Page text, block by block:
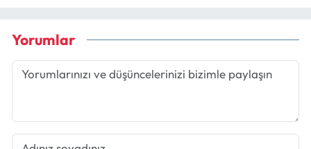
Yorumlar